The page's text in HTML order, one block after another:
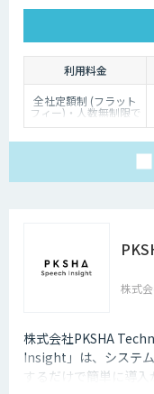
利用料金
全社定額制 (フラット
フィー)・人数無制限で
ご利用いただけます。
株式
株式会社PKSHA
Insight」は、システ
するだけで簡単に導